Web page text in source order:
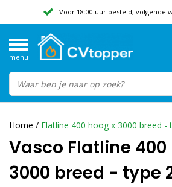
Voor 18:00 uur besteld, volgende
Beoordeeld met een
menu
Home / Flatline 400 hoog x 3000 breed -
Vasco Flatline 400
3000 breed - type